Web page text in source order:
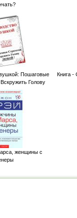
Пошаговые
Голову
Книга -
женщины с